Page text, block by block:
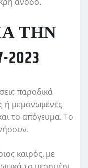
ΤΗΝ
παροδικά
ή μεμονωμένες
το απόγευμα. Το
καιρός, με